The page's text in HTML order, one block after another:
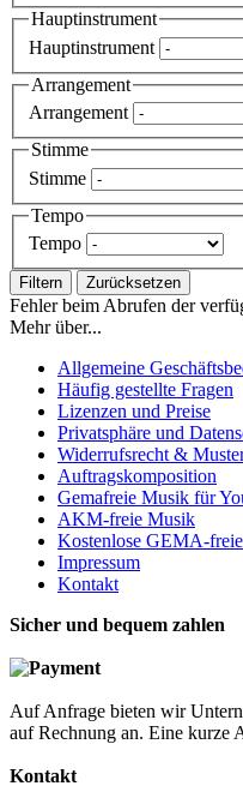
Hauptinstrument
Hauptinstrument
Arrangement
Arrangement
Stimme
Stimme
Tempo
Tempo
Filtern Zurücksetzen
Fehler beim Abrufen der
Mehr über...
Allgemeine
Häufig gestellte Fragen
Lizenzen und Preise
Privatsphäre und
Widerrufsrecht &
Auftragskomposition
Gemafreie Musik für
AKM-freie Musik
Kostenlose GEMA-
Impressum
Kontakt
Sicher und bequem zahlen
Auf Anfrage bieten wir
auf Rechnung an. Eine kurze
Kontakt